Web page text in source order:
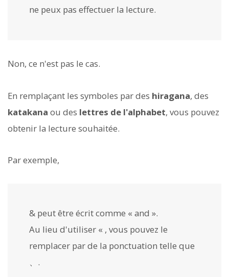
ne peux pas effectuer la lecture.
Non, ce n'est pas le cas.
En remplaçant les symboles par des hiragana, des
katakana ou des lettres de l'alphabet, vous pouvez
obtenir la lecture souhaitée.
Par exemple,
& peut être écrit comme « and ».
Au lieu d'utiliser « , vous pouvez le
remplacer par de la ponctuation telle que
、.